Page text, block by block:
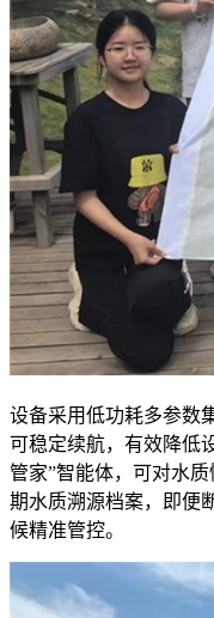
设备采用低功耗多参数
可稳定续航，有效降低
管家”智能体，可对水
期水质溯源档案，即便
候精准管控。